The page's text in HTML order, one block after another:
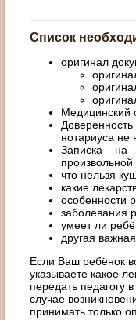
Список
оригинал
Медицинский
нотариуса не
Записка на
что нельзя
какие
особенности
заболевания
умеет ли
другая
Если Ваш ребёнок
указываете какое
передать педагогу
случае
принимать только